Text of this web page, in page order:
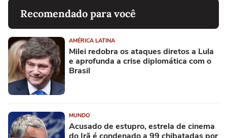
Recomendado para você
AMÉRICA LATINA
Milei redobra os ataques diretos a Lula
e aprofunda a crise diplomática com o
Brasil
MUNDO
Acusado de estupro, estrela de cinema